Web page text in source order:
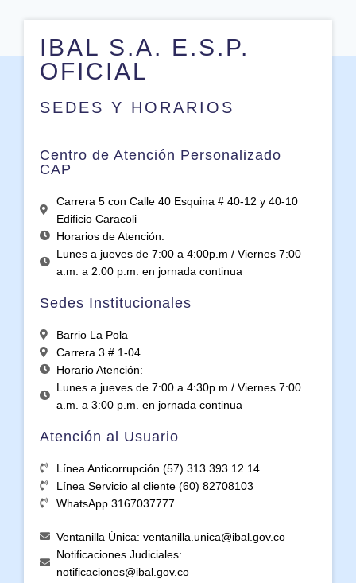
IBAL S.A. E.S.P.
OFICIAL
SEDES Y HORARIOS
Centro de Atención Personalizado
CAP
Carrera 5 con Calle 40 Esquina # 40-12 y 40-10
Edificio Caracoli
Horarios de Atención:
Lunes a jueves de 7:00 a 4:00p.m / Viernes 7:00
a.m. a 2:00 p.m. en jornada continua
Sedes Institucionales
Barrio La Pola
Carrera 3 # 1-04
Horario Atención:
Lunes a jueves de 7:00 a 4:30p.m / Viernes 7:00
a.m. a 3:00 p.m. en jornada continua
Atención al Usuario
Línea Anticorrupción (57) 313 393 12 14
Línea Servicio al cliente (60) 82708103
WhatsApp 3167037777
Ventanilla Única: ventanilla.unica@ibal.gov.co
Notificaciones Judiciales:
notificaciones@ibal.gov.co